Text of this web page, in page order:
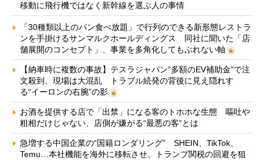
移動に飛行機ではなく新幹線を選ぶ人の事情
「30種類以上のパン食べ放題」で行列のできる新形態レストラ
ンを手掛けるサンマルクホールディングス 同社に聞いた「店
舗展開のコンセプト」、事業を多角化してもぶれない軸
【納車時に複数の事故】テスラジャパン“多額のEV補助金”で注
文殺到、現場は大混乱 トラブル続発の背後に見え隠れす
る“イーロンの右腕”の影
お酒を提供する店で「出禁」になる客のトホホな生態 嘔吐や
粗相だけじゃない、店側が嫌がる“最悪の客”とは
急増する中国企業の“国籍ロンダリング” SHEIN、TikTok、
Temu…本社機能を海外に移転させ、トランプ関税の回避を狙